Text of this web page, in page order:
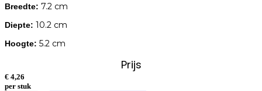
Breedte: 7.2 cm
Diepte: 10.2 cm
Hoogte: 5.2 cm
Prijs
€ 4,26
per stuk